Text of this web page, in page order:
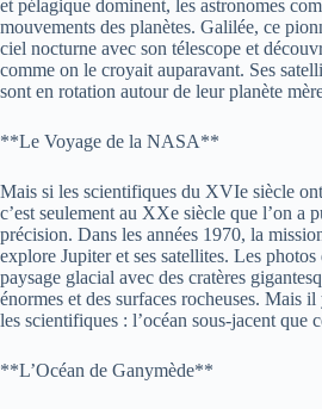
et pélagique dominent, les astronomes
mouvements des planètes. Galilée, ce
ciel nocturne avec son télescope et
comme on le croyait auparavant. Ses
sont en rotation autour de leur planète
**Le Voyage de la NASA**
Mais si les scientifiques du XVIe siècle
c’est seulement au XXe siècle que l’on a
précision. Dans les années 1970, la
explore Jupiter et ses satellites. Les
paysage glacial avec des cratères
énormes et des surfaces rocheuses. Mais
les scientifiques : l’océan sous-jacent que
**L’Océan de Ganymède**